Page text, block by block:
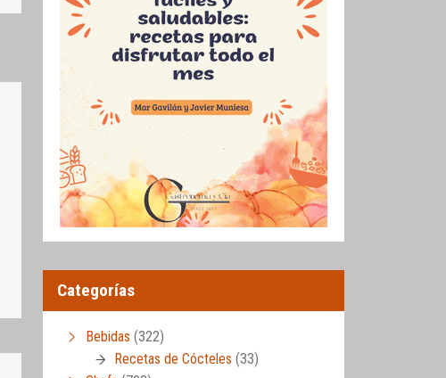
Categorías
Bebidas (322)
Recetas de Cócteles (33)